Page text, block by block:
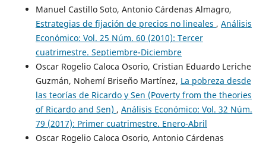
Manuel Castillo Soto, Antonio Cárdenas Almagro,
Estrategias de fijación de precios no lineales , Análisis
Económico: Vol. 25 Núm. 60 (2010): Tercer
cuatrimestre. Septiembre-Diciembre
Oscar Rogelio Caloca Osorio, Cristian Eduardo Leriche
Guzmán, Nohemí Briseño Martínez, La pobreza desde
las teorías de Ricardo y Sen (Poverty from the theories
of Ricardo and Sen) , Análisis Económico: Vol. 32 Núm.
79 (2017): Primer cuatrimestre. Enero-Abril
Oscar Rogelio Caloca Osorio, Antonio Cárdenas